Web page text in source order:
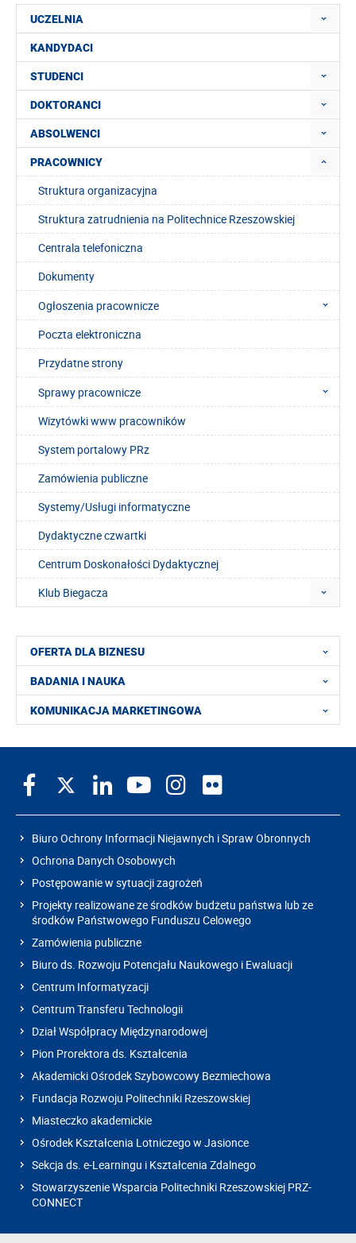
UCZELNIA
KANDYDACI
STUDENCI
DOKTORANCI
ABSOLWENCI
PRACOWNICY
Struktura organizacyjna
Struktura zatrudnienia na Politechnice Rzeszowskiej
Centrala telefoniczna
Dokumenty
Ogłoszenia pracownicze
Poczta elektroniczna
Przydatne strony
Sprawy pracownicze
Wizytówki www pracowników
System portalowy PRz
Zamówienia publiczne
Systemy/Usługi informatyczne
Dydaktyczne czwartki
Centrum Doskonałości Dydaktycznej
Klub Biegacza
OFERTA DLA BIZNESU
BADANIA I NAUKA
KOMUNIKACJA MARKETINGOWA
Biuro Ochrony Informacji Niejawnych i Spraw Obronnych
Ochrona Danych Osobowych
Postępowanie w sytuacji zagrożeń
Projekty realizowane ze środków budżetu państwa lub ze
środków Państwowego Funduszu Celowego
Zamówienia publiczne
Biuro ds. Rozwoju Potencjału Naukowego i Ewaluacji
Centrum Informatyzacji
Centrum Transferu Technologii
Dział Współpracy Międzynarodowej
Pion Prorektora ds. Kształcenia
Akademicki Ośrodek Szybowcowy Bezmiechowa
Fundacja Rozwoju Politechniki Rzeszowskiej
Miasteczko akademickie
Ośrodek Kształcenia Lotniczego w Jasionce
Sekcja ds. e-Learningu i Kształcenia Zdalnego
Stowarzyszenie Wsparcia Politechniki Rzeszowskiej PRZ-
CONNECT